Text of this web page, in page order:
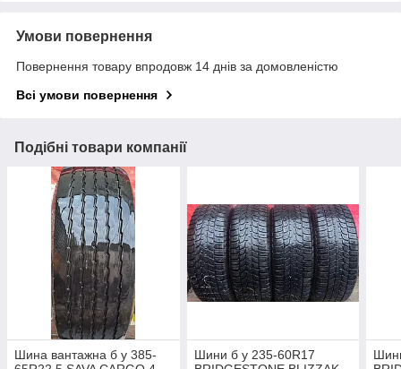
Умови повернення
Повернення товару впродовж 14 днів за домовленістю
Всі умови повернення
Подібні товари компанії
Шина вантажна б у 385-
Шини б у 235-60R17